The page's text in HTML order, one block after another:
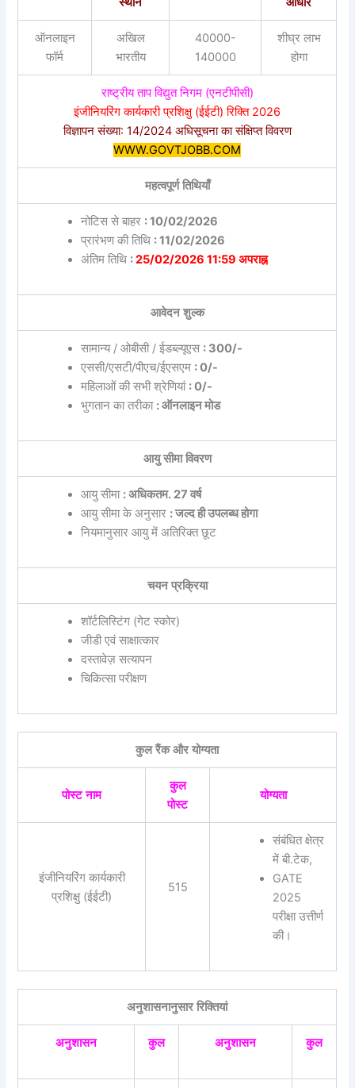
ऑनलाइन
फॉर्म
अखिल
भारतीय
40000-
140000
शीघ्र लाभ
होगा
राष्ट्रीय ताप विद्युत निगम (एनटीपीसी)
इंजीनियरिंग कार्यकारी प्रशिक्षु (ईईटी) रिक्ति 2026
विज्ञापन संख्या: 14/2024 अधिसूचना का संक्षिप्त विवरण
WWW.GOVTJOBB.COM
महत्वपूर्ण तिथियाँ
नोटिस से बाहर : 10/02/2026
प्रारंभण की तिथि : 11/02/2026
अंतिम तिथि :25/02/2026 11:59 अपराह्न
आवेदन शुल्क
सामान्य / ओबीसी / ईडब्ल्यूएस : 300/-
एससी/एसटी/पीएच/ईएसएम : 0/-
महिलाओं की सभी श्रेणियां : 0/-
भुगतान का तरीका : ऑनलाइन मोड
आयु सीमा विवरण
आयु सीमा : अधिकतम. 27 वर्ष
आयु सीमा के अनुसार : जल्द ही उपलब्ध होगा
नियमानुसार आयु में अतिरिक्त छूट
चयन प्रक्रिया
शॉर्टलिस्टिंग (गेट स्कोर)
जीडी एवं साक्षात्कार
दस्तावेज़ सत्यापन
चिकित्सा परीक्षण
कुल रैंक और योग्यता
पोस्ट नाम
कुल
पोस्ट
योग्यता
इंजीनियरिंग कार्यकारी
प्रशिक्षु (ईईटी)
515
संबंधित क्षेत्र
में बी.टेक,
GATE
2025
परीक्षा उत्तीर्ण
की।
अनुशासनानुसार रिक्तियां
अनुशासन कुल अनुशासन कुल